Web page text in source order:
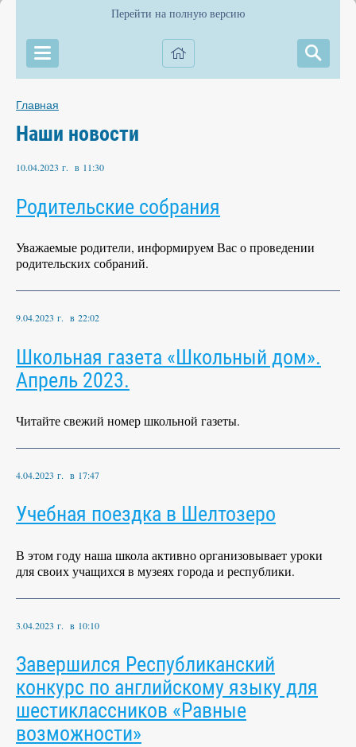
Перейти на полную версию
Главная
Наши новости
10.04.2023 г. в 11:30
Родительские собрания
Уважаемые родители, информируем Вас о проведении
родительских собраний.
9.04.2023 г. в 22:02
Школьная газета «Школьный дом».
Апрель 2023.
Читайте свежий номер школьной газеты.
4.04.2023 г. в 17:47
Учебная поездка в Шелтозеро
В этом году наша школа активно организовывает уроки
для своих учащихся в музеях города и республики.
3.04.2023 г. в 10:10
Завершился Республиканский
конкурс по английскому языку для
шестиклассников «Равные
возможности»